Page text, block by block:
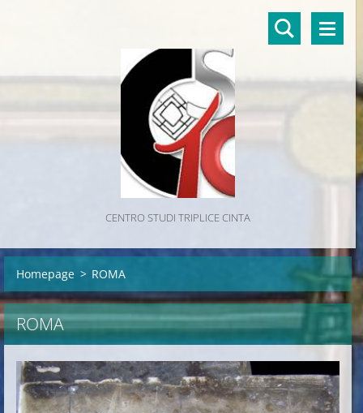
CENTRO STUDI TRIPLICE CINTA
Homepage > ROMA
ROMA